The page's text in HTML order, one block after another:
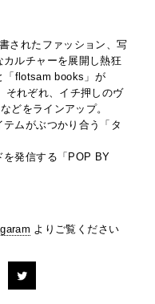
されたファッション、写
ルチャーを展開し熱狂
「flotsam books」が
それぞれ、イチ押しのヴ
どをラインアップ。
ムがぶつかり合う「タ
を発信する「POP BY
よりご覧ください